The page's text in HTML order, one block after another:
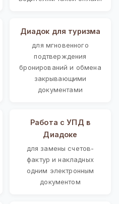
Диадок для туризма
для мгновенного
подтверждения
бронирований и обмена
закрывающими
документами
Работа с УПД в
Диадоке
для замены счетов-
фактур и накладных
одним электронным
документом